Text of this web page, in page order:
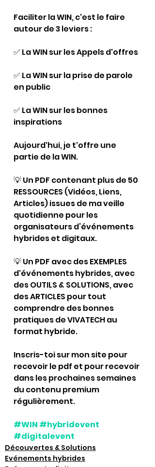
Faciliter la WIN, c'est le faire
autour de 3 leviers :
✅ La WIN sur les Appels d'offres
✅ La WIN sur la prise de parole
en public
✅ La WIN sur les bonnes
inspirations
Aujourd'hui, je t'offre une
partie de la WIN.
💡 Un PDF contenant plus de 50
RESSOURCES (Vidéos, Liens,
Articles) issues de ma veille
quotidienne pour les
organisateurs d’événements
hybrides et digitaux.
💡 Un PDF avec des EXEMPLES
d'événements hybrides, avec
des OUTILS & SOLUTIONS, avec
des ARTICLES pour tout
comprendre des bonnes
pratiques de VIVATECH au
format hybride.
Inscris-toi sur mon site pour
recevoir le pdf et pour recevoir
dans les prochaines semaines
du contenu premium
régulièrement.
#WIN #hybridevent
#digitalevent
Découvertes & Solutions
Evénements hybrides